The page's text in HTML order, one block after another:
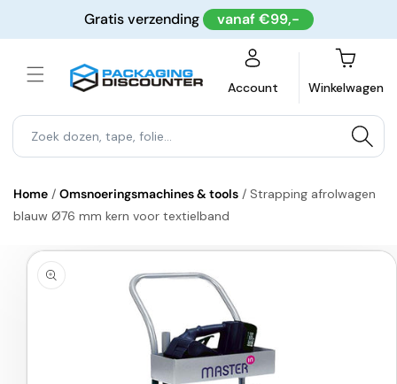
content
Gratis verzending vanaf €99,-
Account Winkelwagen
Home / Omsnoeringsmachines & tools / Strapping afrolwagen
blauw Ø76 mm kern voor textielband
direct naar